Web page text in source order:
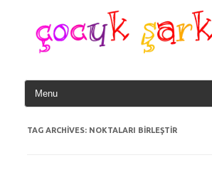
content
TAG ARCHIVES: NOKTALARI BIRLEŞTIR